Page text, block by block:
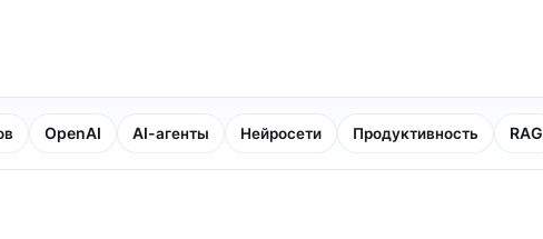
OpenAI AI-агенты Нейросети Продуктивность RAG